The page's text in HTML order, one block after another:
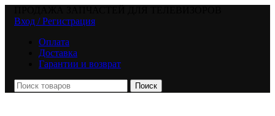
Вход / Регистрация
Оплата
Доставка
Гарантии и возврат
Поиск